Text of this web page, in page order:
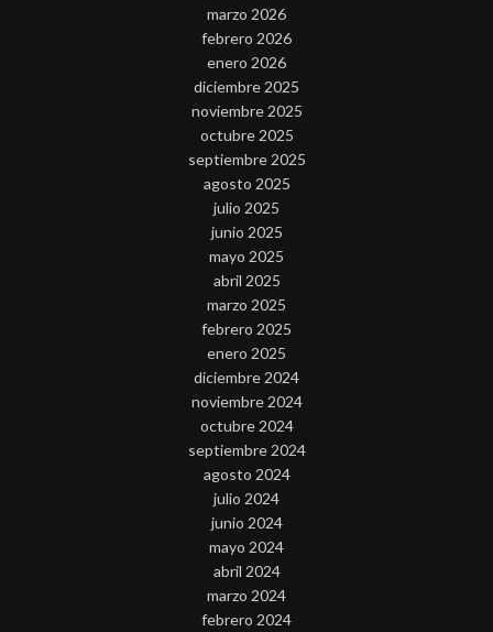
marzo 2026
febrero 2026
enero 2026
diciembre 2025
noviembre 2025
octubre 2025
septiembre 2025
agosto 2025
julio 2025
junio 2025
mayo 2025
abril 2025
marzo 2025
febrero 2025
enero 2025
diciembre 2024
noviembre 2024
octubre 2024
septiembre 2024
agosto 2024
julio 2024
junio 2024
mayo 2024
abril 2024
marzo 2024
febrero 2024